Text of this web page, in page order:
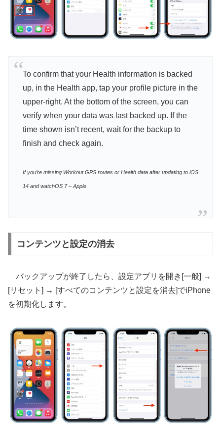
To confirm that your Health information is backed
up, in the Health app, tap your profile picture in the
upper-right. At the bottom of the screen, you can
verify when your data was last backed up. If the
time shown isn’t recent, wait for the backup to
finish and check again.
If you’re missing Workout GPS routes or Health data after updating to iOS
14 and watchOS 7 – Apple
コンテンツと設定の消去
バックアップが終了したら、設定アプリを開き[一般] →
[リセット] → [すべてのコンテンツと設定を消去]でiPhone
を初期化します。